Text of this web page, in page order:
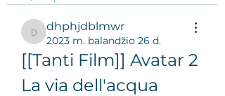
dhphjdblmwr
dhphjdblmwr
2023 m. balandžio 26 d.
[[Tanti Film]] Avatar 2
La via dell'acqua